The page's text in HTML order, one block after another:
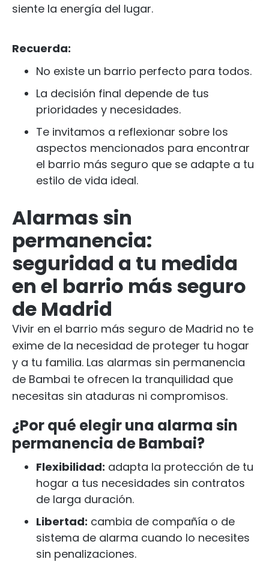
siente la energía del lugar.
Recuerda:
No existe un barrio perfecto para todos.
La decisión final depende de tus
prioridades y necesidades.
Te invitamos a reflexionar sobre los
aspectos mencionados para encontrar
el barrio más seguro que se adapte a tu
estilo de vida ideal.
Alarmas sin
permanencia:
seguridad a tu medida
en el barrio más seguro
de Madrid
Vivir en el barrio más seguro de Madrid no te
exime de la necesidad de proteger tu hogar
y a tu familia. Las alarmas sin permanencia
de Bambai te ofrecen la tranquilidad que
necesitas sin ataduras ni compromisos.
¿Por qué elegir una alarma sin
permanencia de Bambai?
Flexibilidad: adapta la protección de tu
hogar a tus necesidades sin contratos
de larga duración.
Libertad: cambia de compañía o de
sistema de alarma cuando lo necesites
sin penalizaciones.